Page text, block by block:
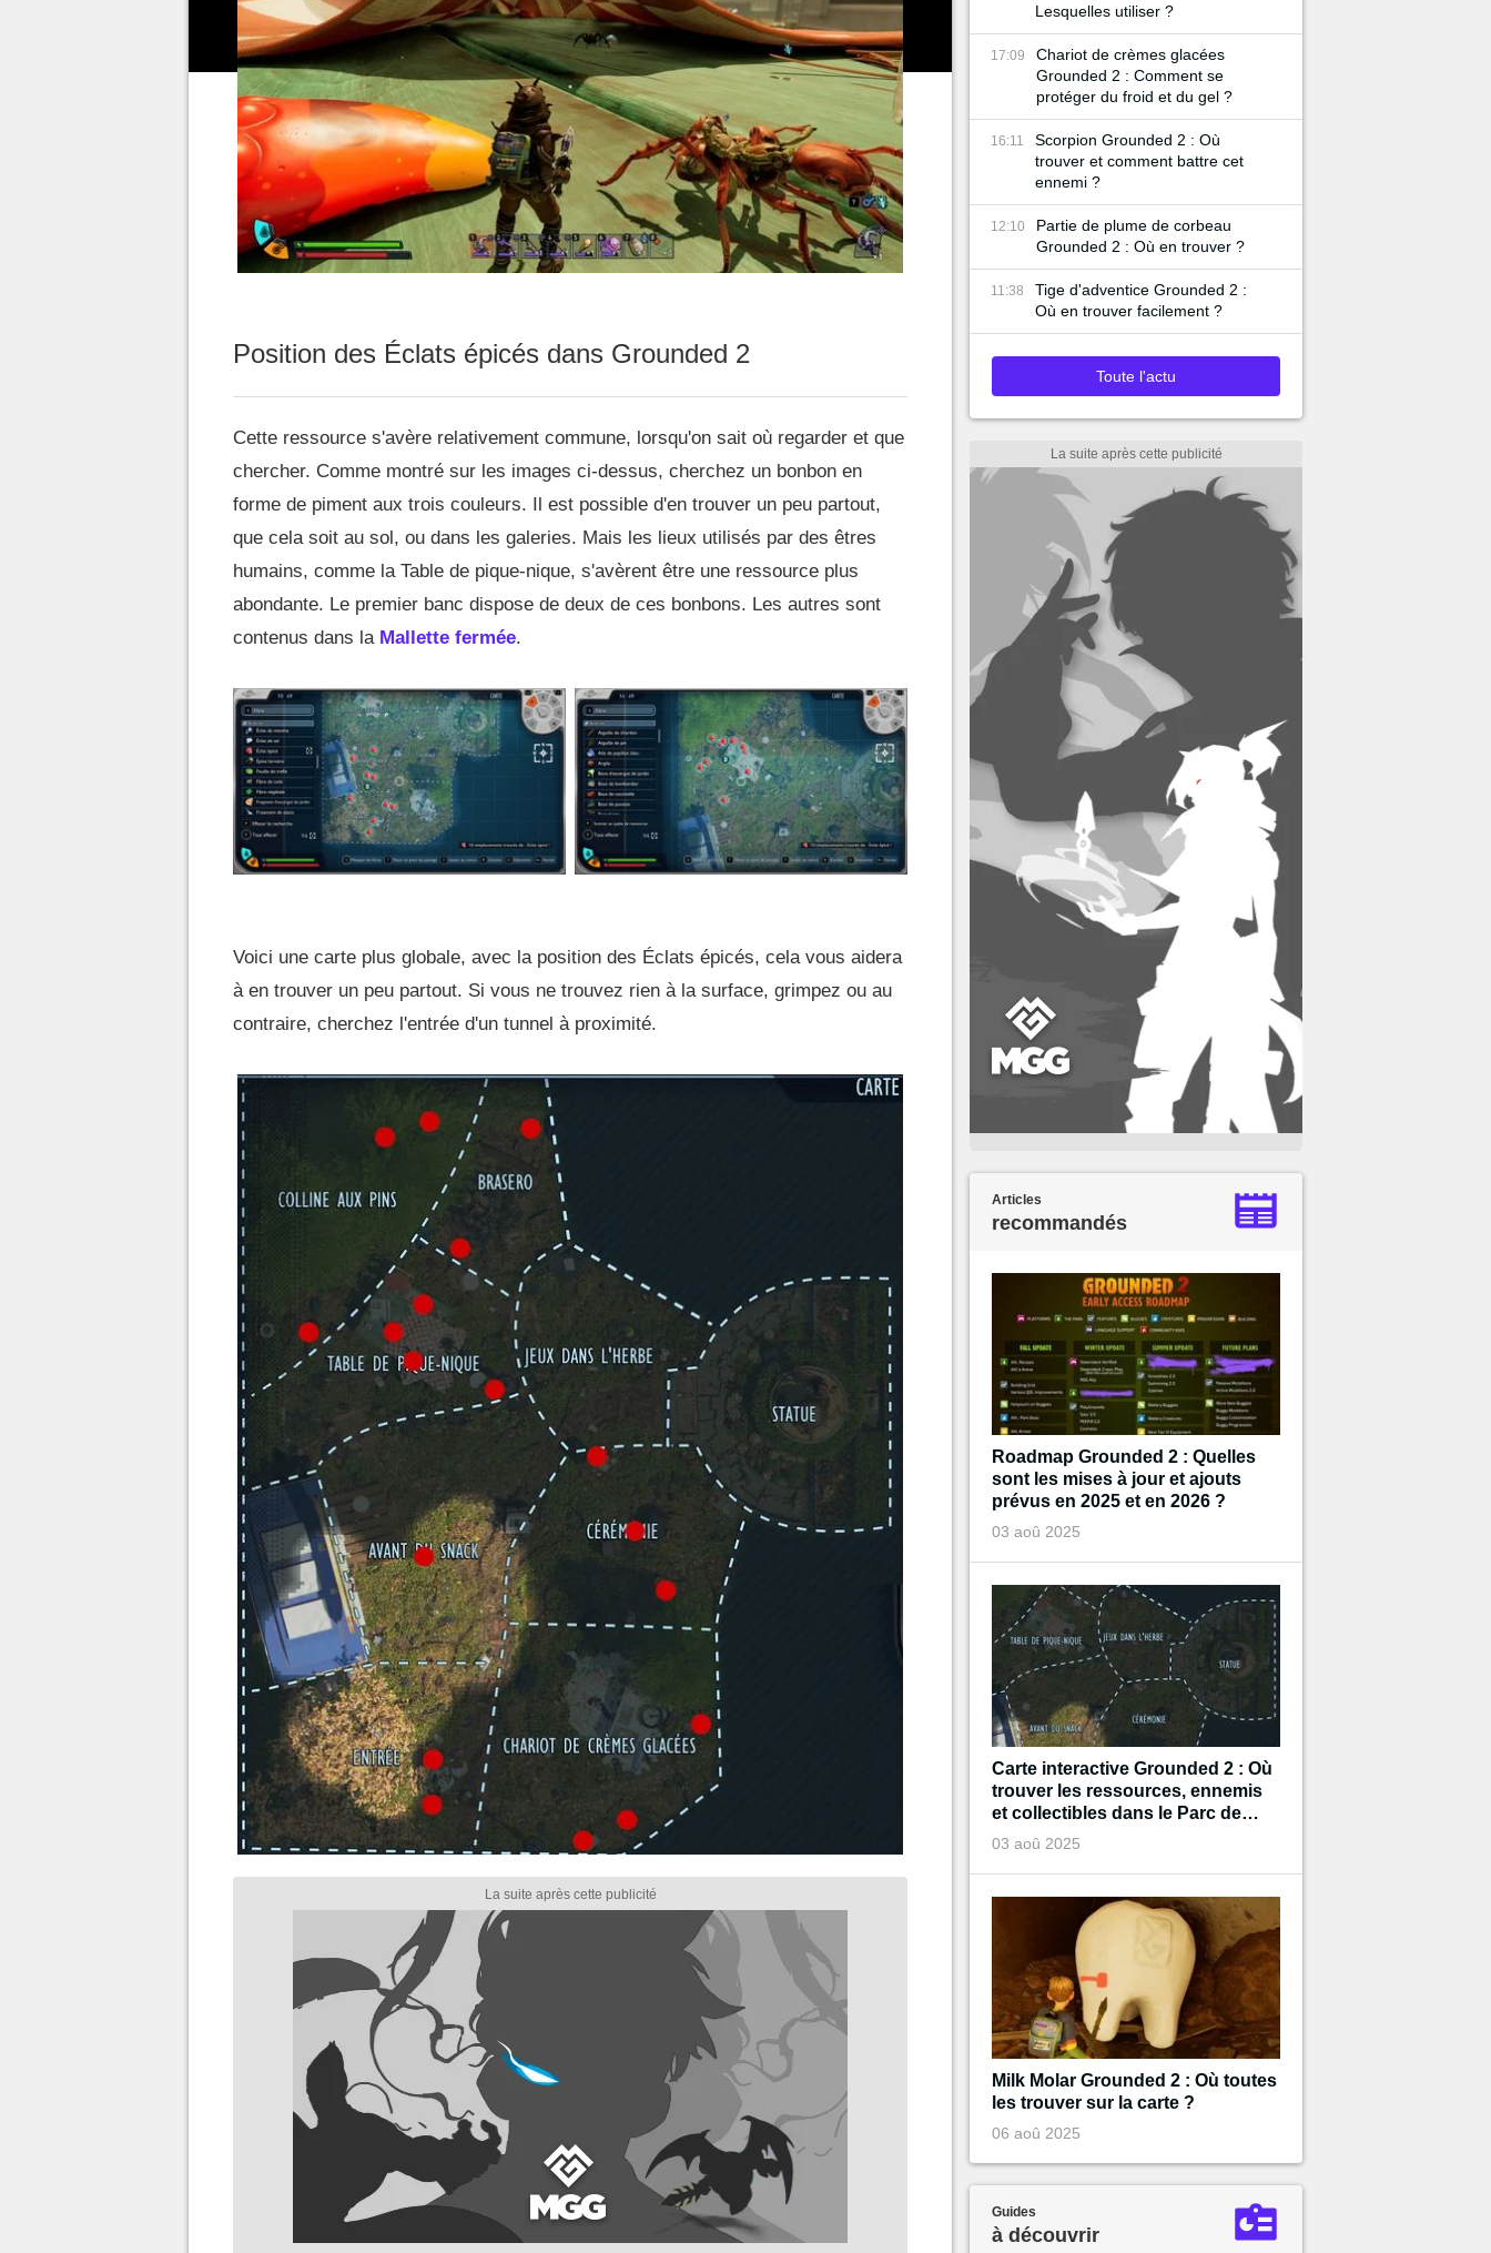
Position des Éclats épicés dans Grounded 2
Cette ressource s'avère relativement commune, lorsqu'on sait où regarder et que
chercher. Comme montré sur les images ci-dessus, cherchez un bonbon en
forme de piment aux trois couleurs. Il est possible d'en trouver un peu partout,
que cela soit au sol, ou dans les galeries. Mais les lieux utilisés par des êtres
humains, comme la Table de pique-nique, s'avèrent être une ressource plus
abondante. Le premier banc dispose de deux de ces bonbons. Les autres sont
contenus dans la Mallette fermée.
Voici une carte plus globale, avec la position des Éclats épicés, cela vous aidera
à en trouver un peu partout. Si vous ne trouvez rien à la surface, grimpez ou au
contraire, cherchez l'entrée d'un tunnel à proximité.
Lesquelles utiliser ?
17:09
Chariot de crèmes glacées
Grounded 2 : Comment se
protéger du froid et du gel ?
16:11
Scorpion Grounded 2 : Où
trouver et comment battre cet
ennemi ?
12:10
Partie de plume de corbeau
Grounded 2 : Où en trouver ?
11:38
Tige d'adventice Grounded 2 :
Où en trouver facilement ?
Toute l'actu
Articles
recommandés
Roadmap Grounded 2 : Quelles
sont les mises à jour et ajouts
prévus en 2025 et en 2026 ?
03 aoû 2025
Carte interactive Grounded 2 : Où
trouver les ressources, ennemis
et collectibles dans le Parc de
Brookhollow ?
03 aoû 2025
Milk Molar Grounded 2 : Où toutes
les trouver sur la carte ?
06 aoû 2025
Guides
à découvrir